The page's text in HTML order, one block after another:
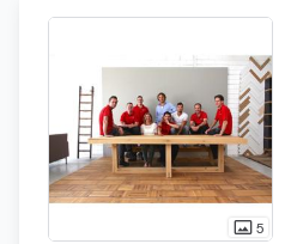
photo_size_select_actual5